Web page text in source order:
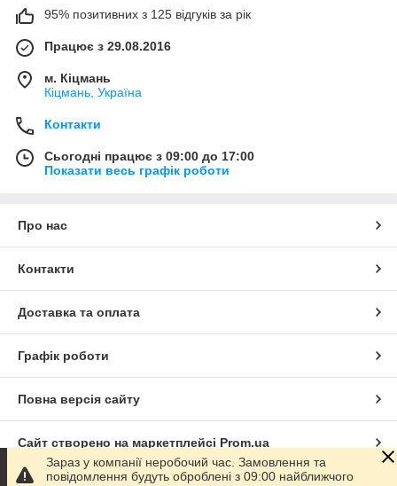
95% позитивних з 125 відгуків за рік
Працює з 29.08.2016
м. Кіцмань
Кіцмань, Україна
Контакти
Сьогодні працює з 09:00 до 17:00
Показати весь графік роботи
Про нас
Контакти
Доставка та оплата
Графік роботи
Повна версія сайту
Сайт створено на маркетплейсі Prom.ua
Зараз у компанії неробочий час. Замовлення та
повідомлення будуть оброблені з 09:00 найближчого